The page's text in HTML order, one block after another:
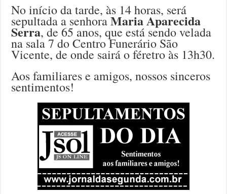
No início da tarde, às 14 horas, será
sepultada a senhoraMaria Aparecida
Serra, de 65 anos, que está sendo velada
na sala 7 do Centro Funerário São
Vicente, de onde sairá o féretro às 13h30.
Aos familiares e amigos, nossos sinceros
sentimentos!